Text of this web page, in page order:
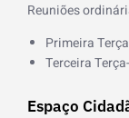
Reuniões
Primeira
Terceira
Espaço